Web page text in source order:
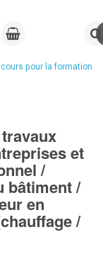
pour la formation
et
/
bâtiment /
en
/